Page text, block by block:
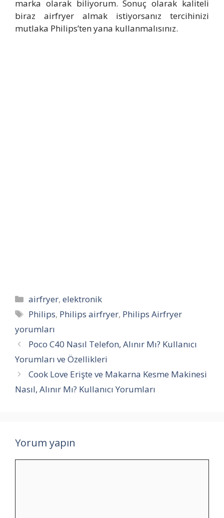
marka olarak biliyorum. Sonuç olarak kaliteli
biraz airfryer almak istiyorsanız tercihinizi
mutlaka Philips’ten yana kullanmalısınız.
Kategoriler
airfryer,elektronik
Etiketler
Philips, Philips airfryer, Philips Airfryer
yorumları
Poco C40 Nasıl Telefon, Alınır Mı? Kullanıcı
Yorumları ve Özellikleri
Cook Love Erişte ve Makarna Kesme Makinesi
Nasıl, Alınır Mı? Kullanıcı Yorumları
Yorum yapın